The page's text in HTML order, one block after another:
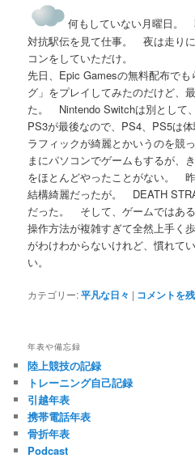
何もしていない月曜日。
対抗駅伝を見て仕事。 夜は走り
コンをしていただけ。
先日、Epic Gamesの無料配布で
グ」をプレイしてみたのだけど、
た。 Nintendo Switchは別として
PS3が最後なので、PS4、PS5は
ラフィックが綺麗とかいうのを競
まにパソコンでゲームもするが、
をほとんどやったことがない。
結構綺麗だったが。 DEATH
だった。 そして、ゲームではある
操作方法が複雑すぎて全然上手く
がわけわからないけれど、慣れて
い。
カテゴリー:平凡な日々 | コメントを
年表や備忘録
陸上競技の記録
トレーニング自己記録
引越年表
携帯電話年表
骨折年表
Podcast